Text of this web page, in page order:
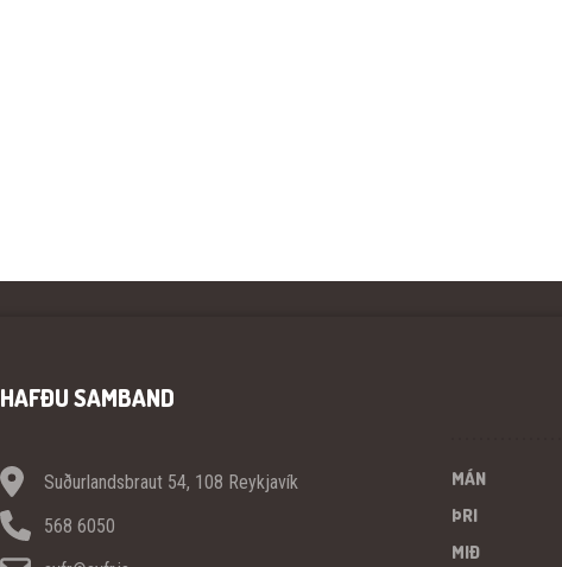
HAFÐU SAMBAND
Suðurlandsbraut 54, 108 Reykjavík
568 6050
MÁN
ÞRI
MIÐ